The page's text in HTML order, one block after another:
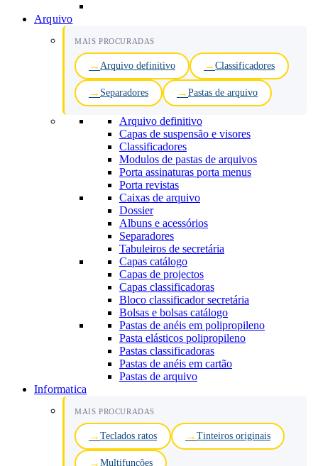
Arquivo
MAIS PROCURADAS
Arquivo definitivo Classificadores
Separadores Pastas de arquivo
Arquivo definitivo
Capas de suspensão e visores
Classificadores
Modulos de pastas de arquivos
Porta assinaturas porta menus
Porta revistas
Caixas de arquivo
Dossier
Albuns e acessórios
Separadores
Tabuleiros de secretária
Capas catálogo
Capas de projectos
Capas classificadoras
Bloco classificador secretária
Bolsas e bolsas catálogo
Pastas de anéis em polipropileno
Pasta elásticos polipropileno
Pastas classificadoras
Pastas de anéis em cartão
Pastas de arquivo
Informatica
MAIS PROCURADAS
Teclados ratos Tinteiros originais
Multifunções